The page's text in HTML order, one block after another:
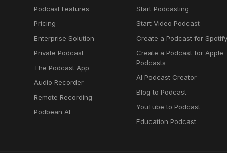
Podcast Features
Pricing
Enterprise Solution
Private Podcast
The Podcast App
Audio Recorder
Remote Recording
Podbean AI
Start Podcasting
Start Video Podcast
Create a Podcast for Spotify
Create a Podcast for Apple
Podcasts
AI Podcast Creator
Blog to Podcast
YouTube to Podcast
Education Podcast